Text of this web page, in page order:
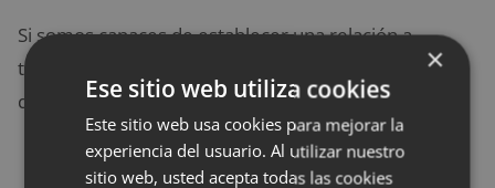
Si somos capaces de establecer una relación a
tiempo parcial sana, podemos disfrutar de una serie
de beneficios:
Más tiempo librepara disfrutar de hobbies
×
Ese sitio web utiliza cookies
Este sitio web usa cookies para mejorar la
experiencia del usuario. Al utilizar nuestro
sitio web, usted acepta todas las cookies